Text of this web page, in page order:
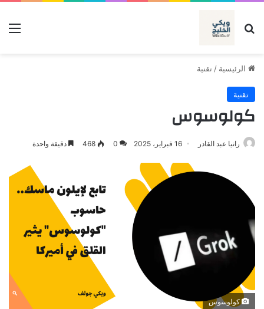
بحث عن
الرئيسية / تقنية
تقنية
كولوسوس
رانيا عبد القادر 16 فبراير، 2025 0
468 دقيقة واحدة
كولوسوس